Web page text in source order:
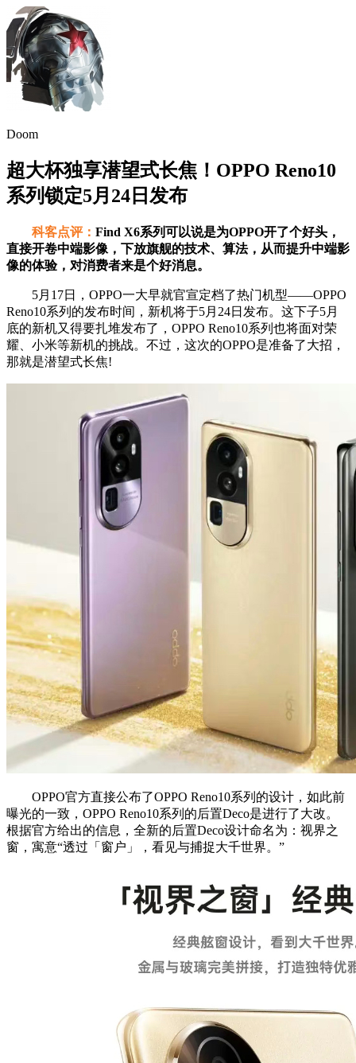
Doom
超大杯独享潜望式长焦！OPPO Reno10
系列锁定5月24日发布
科客点评： Find X6系列可以说是为OPPO开了个好头，
直接开卷中端影像，下放旗舰的技术、算法，从而提升中端影
像的体验，对消费者来是个好消息。
5月17日，OPPO一大早就官宣定档了热门机型——OPPO
Reno10系列的发布时间，新机将于5月24日发布。这下子5月
底的新机又得要扎堆发布了，OPPO Reno10系列也将面对荣
耀、小米等新机的挑战。不过，这次的OPPO是准备了大招，
那就是潜望式长焦!
OPPO官方直接公布了OPPO Reno10系列的设计，如此前
曝光的一致，OPPO Reno10系列的后置Deco是进行了大改。
根据官方给出的信息，全新的后置Deco设计命名为：视界之
窗，寓意“透过「窗户」，看见与捕捉大千世界。”